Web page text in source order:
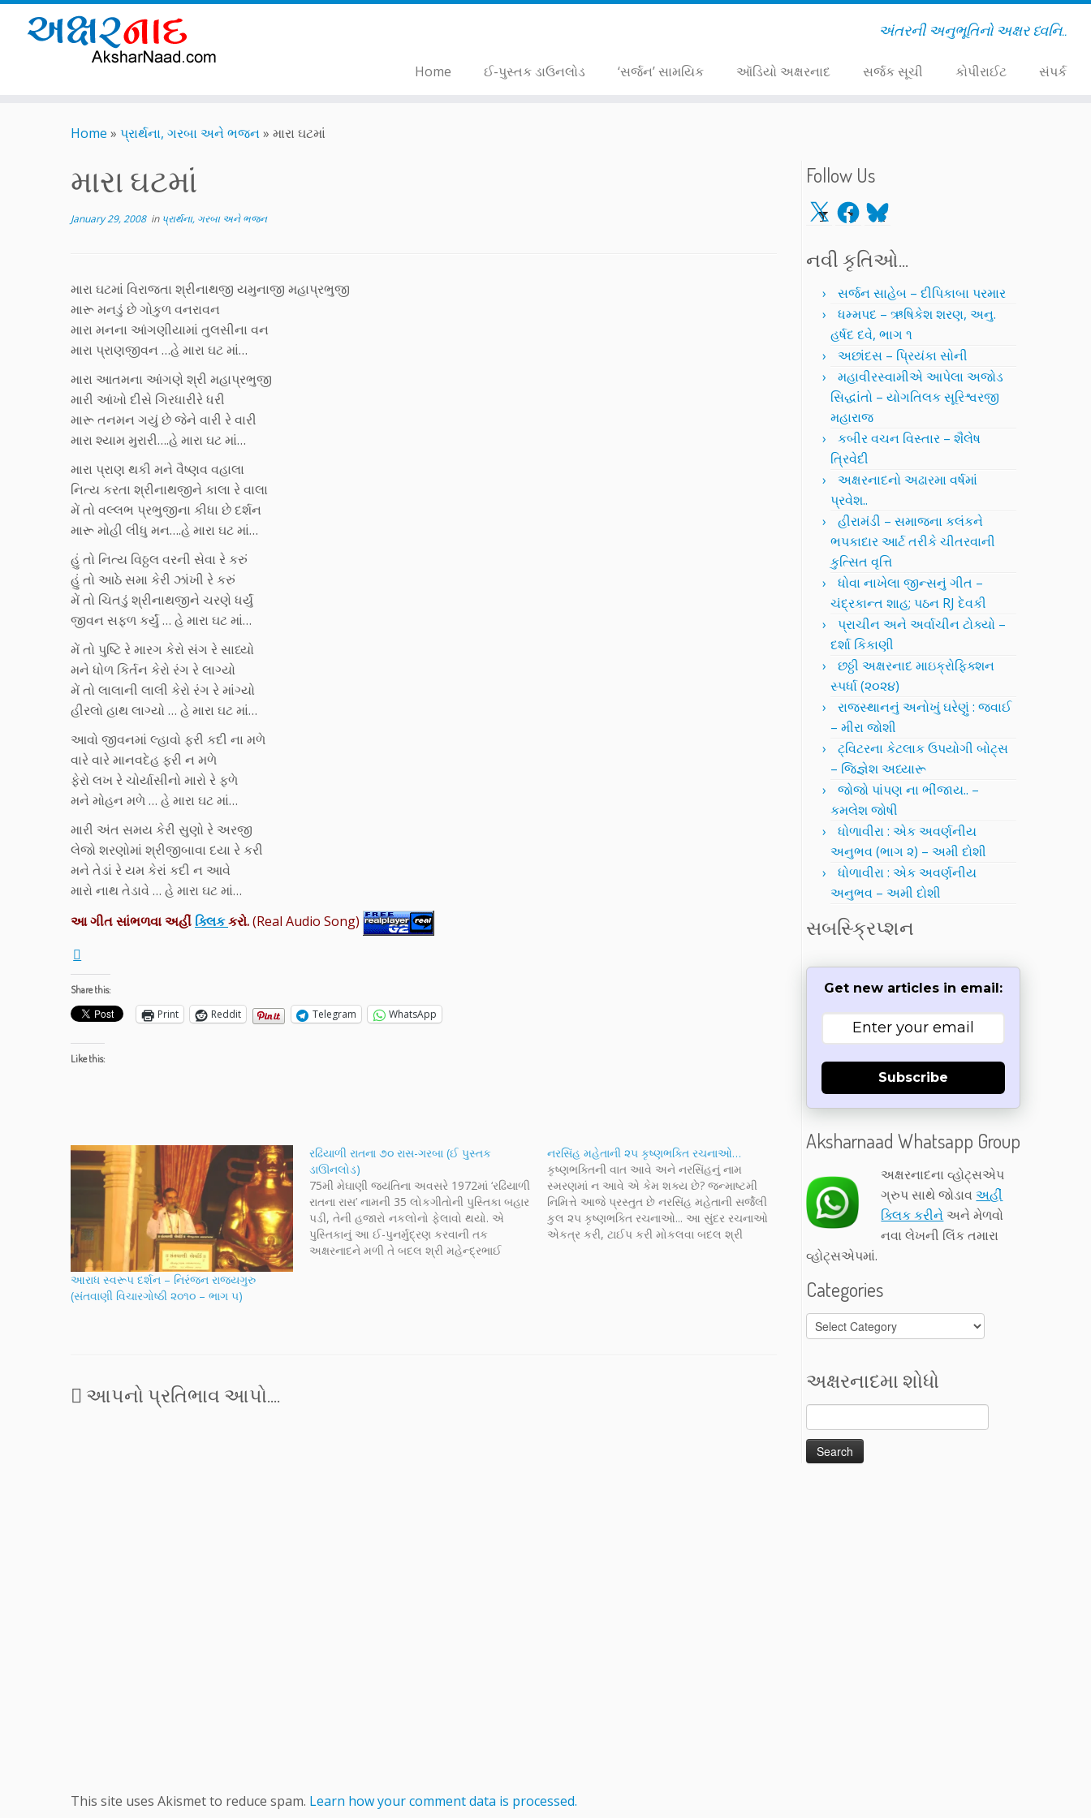
અંતરની અનુભૂતિનો અક્ષર ધ્વનિ..
Home ઈ-પુસ્તક ડાઉનલોડ ‘સર્જન’ સામયિક ઑડિયો અક્ષરનાદ સર્જક સૂચી કોપીરાઈટ સંપર્ક
Home » પ્રાર્થના, ગરબા અને ભજન» મારા ઘટમાં
મારા ઘટમાં
January 29, 2008in પ્રાર્થના, ગરબા અને ભજન
મારા ઘટમાં વિરાજતા શ્રીનાથજી યમુનાજી મહાપ્રભુજી
મારૂ મનડું છે ગોકુળ વનરાવન
મારા મનના આંગણીયામાં તુલસીના વન
મારા પ્રાણજીવન …હે મારા ઘટ માં…
મારા આતમના આંગણે શ્રી મહાપ્રભુજી
મારી આંખો દીસે ગિરધારીરે ધરી
મારૂ તનમન ગયું છે જેને વારી રે વારી
મારા શ્યામ મુરારી….હે મારા ઘટ માં…
મારા પ્રાણ થકી મને વૈષ્ણવ વહાલા
નિત્ય કરતા શ્રીનાથજીને કાલા રે વાલા
મેં તો વલ્લભ પ્રભુજીના કીધા છે દર્શન
મારૂ મોહી લીધુ મન….હે મારા ઘટ માં…
હું તો નિત્ય વિઠ્ઠલ વરની સેવા રે કરું
હું તો આઠે સમા કેરી ઝાંખી રે કરું
મેં તો ચિતડું શ્રીનાથજીને ચરણે ધર્યું
જીવન સફળ કર્યું … હે મારા ઘટ માં…
મેં તો પુષ્ટિ રે મારગ કેરો સંગ રે સાધ્યો
મને ધોળ કિર્તન કેરો રંગ રે લાગ્યો
મેં તો લાલાની લાલી કેરો રંગ રે માંગ્યો
હીરલો હાથ લાગ્યો … હે મારા ઘટ માં…
આવો જીવનમાં લ્હાવો ફરી કદી ના મળે
વારે વારે માનવદેહ ફરી ન મળે
ફેરો લખ રે ચોર્યાસીનો મારો રે ફળે
મને મોહન મળે … હે મારા ઘટ માં…
મારી અંત સમય કેરી સુણો રે અરજી
લેજો શરણોમાં શ્રીજીબાવા દયા રે કરી
મને તેડાં રે યમ કેરાં કદી ન આવે
મારો નાથ તેડાવે … હે મારા ઘટ માં…
આ ગીત સાંભળવા અહીં ક્લિકકરો.(Real Audio Song)
Share this:
Print Reddit Telegram WhatsApp
Like this:
આરાધ સ્વરૂપ દર્શન – નિરંજન રાજ્યગુરુ
(સંતવાણી વિચારગોષ્ઠી ૨૦૧૦ – ભાગ ૫)
રઢિયાળી રાતના ૭૦ રાસ-ગરબા (ઈ પુસ્તક
ડાઊનલોડ)
75મી મેઘાણી જયંતિના અવસરે 1972માં ‘રઢિયાળી
રાતના રાસ’ નામની 35 લોકગીતોની પુસ્તિકા બહાર
પડી, તેની હજારો નકલોનો ફેલાવો થયો. એ
પુસ્તિકાનું આ ઈ-પુનર્મુદ્રણ કરવાની તક
અક્ષરનાદને મળી તે બદલ શ્રી મહેન્દ્રભાઈ
નરસિંહ મહેતાની ૨૫ કૃષ્ણભક્તિ રચનાઓ…
કૃષ્ણભક્તિની વાત આવે અને નરસિંહનું નામ
સ્મરણમાં ન આવે એ કેમ શક્ય છે? જન્માષ્ટમી
નિમિત્તે આજે પ્રસ્તુત છે નરસિંહ મહેતાની સર્જેલી
કુલ ૨૫ કૃષ્ણભક્તિ રચનાઓ... આ સુંદર રચનાઓ
એકત્ર કરી, ટાઈપ કરી મોકલવા બદલ શ્રી
આપનો પ્રતિભાવ આપો....
This site uses Akismet to reduce spam. Learn how your comment data is processed.
Follow Us
X Facebook
Bluesky
નવી કૃતિઓ…
સર્જન સાહેબ – દીપિકાબા પરમાર
ધમ્મપદ – ઋષિકેશ શરણ, અનુ.
હર્ષદ દવે, ભાગ ૧
અછાંદસ – પ્રિયંકા સોની
મહાવીરસ્વામીએ આપેલા અજોડ
સિદ્ધાંતો – યોગતિલક સૂરિશ્વરજી
મહારાજ
કબીર વચન વિસ્તાર – શૈલેષ
ત્રિવેદી
અક્ષરનાદનો અઢારમા વર્ષમાં
પ્રવેશ..
હીરામંડી – સમાજના કલંકને
ભપકાદાર આર્ટ તરીકે ચીતરવાની
કુત્સિત વૃત્તિ
ધોવા નાખેલા જીન્સનું ગીત –
ચંદ્રકાન્ત શાહ; પઠન RJ દેવકી
પ્રાચીન અને અર્વાચીન ટોક્યો –
દર્શા કિકાણી
છઠ્ઠી અક્ષરનાદ માઇક્રોફિક્શન
સ્પર્ધા (૨૦૨૪)
રાજસ્થાનનું અનોખું ઘરેણું : જવાઈ
– મીરા જોશી
ટ્વિટરના કેટલાક ઉપયોગી બોટ્સ
– જિજ્ઞેશ અધ્યારૂ
જોજો પાંપણ ના ભીંજાય.. –
કમલેશ જોષી
ધોળાવીરા : એક અવર્ણનીય
અનુભવ (ભાગ ૨) – અમી દોશી
ધોળાવીરા : એક અવર્ણનીય
અનુભવ – અમી દોશી
સબસ્ક્રિપ્શન
Get new articles in email:
Subscribe
Aksharnaad Whatsapp Group
અક્ષરનાદના વ્હોટ્સએપ
ગ્રુપ સાથે જોડાવઅહીં
ક્લિક કરીને અને મેળવો
નવા લેખની લિંક તમારા
વ્હોટ્સએપમાં.
Categories
Categories
અક્ષરનાદમા શોધો